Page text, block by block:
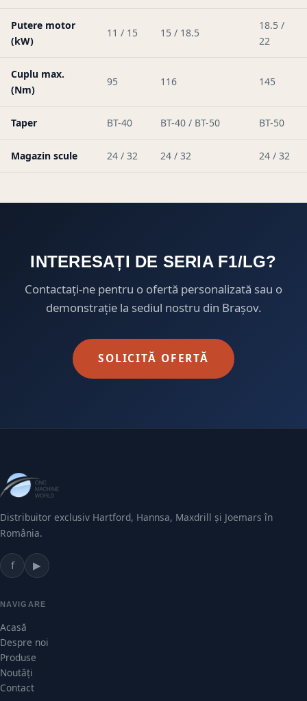
Putere motor
(kW)
11 / 15 15 / 18.5
18.5 /
22
Cuplu max.
(Nm)
95 116 145
Taper BT-40 BT-40 / BT-50 BT-50
Magazin scule 24 / 32 24 / 32 24 / 32
INTERESAȚI DE SERIA F1/LG?
Contactați-ne pentru o ofertă personalizată sau o
demonstrație la sediul nostru din Brașov.
SOLICITĂ OFERTĂ
Distribuitor exclusiv Hartford, Hannsa, Maxdrill și Joemars în
România.
f ▶
NAVIGARE
Acasă
Despre noi
Produse
Noutăți
Contact